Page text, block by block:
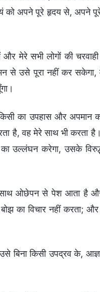
को अपने पूरे हृदय से, अपने
मेरे सभी लोगों की
से उसे पूरा नहीं कर सकेगा,
का उपहास और अपमान
है, वह मेरे साथ भी
उल्लंघन करेगा, उसके
साथ ओछेपन से पेश आता है
का विचार नहीं करता;
बिना किसी उपद्रव के,